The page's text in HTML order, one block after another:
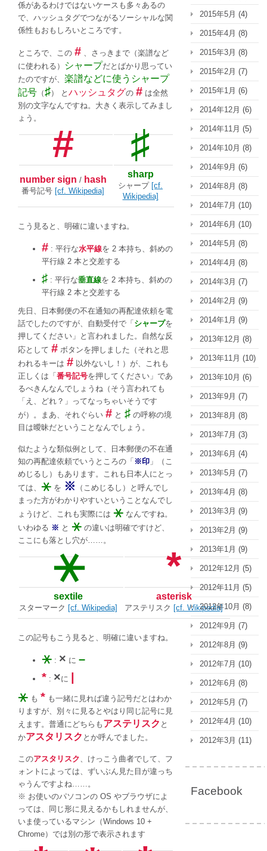
係があるわけではないケースも多々あるの
で、ハッシュタグでつながるソーシャルな関
係性もおもしろいところです。
ところで、この # 、さっきまで（楽譜など
に使われる）
シャープだとばかり思ってい
たのですが、 楽譜などに使うシャープ
記号 （♯） と ハッシュタグの # は全然
別の文字なんですね。大きく表示してみまし
ょう。
# ♯
number sign / hash
番号記号 [cf. Wikipedia]
sharp
シャープ [cf.
Wikipedia]
こう見ると、明確に違いますね。
# : 平行な水平線を 2 本持ち、斜めの
平行線 2 本と交差する
♯ : 平行な垂直線を 2 本持ち、斜めの
平行線 2 本と交差する
先日、日本郵便の不在通知の再配達依頼を電
話でしたのですが、自動受付で「 シャープを
押してください」と言われました。自然な反
応として # ボタンを押しました（それと思
われるキーは # 以外ないし！）が、これも
正しくは「 番号記号を押してください」であ
るべきんなんでしょうね（そう言われても
「え、どれ？」ってなっちゃいそうです
が）。まあ、それぐらい # と ♯ の呼称の境
目は曖昧だということなんでしょう。
似たような類似例として、日本郵便の不在通
知の再配達依頼でいうところの「 ※印 」（こ
めじるし）もあります。これも日本人にとっ
ては、 ⚹ を ※
（こめじるし）と呼んでし
まった方がわかりやすいということなんでし
ょうけど、これも実際には ⚹ なんですね。
いわゆる ※ と ⚹ の違いは明確ですけど、
ここにも落とし穴が……。
⚹ *
sextile
スターマーク [cf. Wikipedia]
asterisk
アステリスク [cf. Wikipedia]
この記号もこう見ると、明確に違いますね。
⚹ : × に –
* : ×に
⚹ も * も一緒に見れば違う記号だとはわか
りますが、別々に見るとやはり同じ記号に見
えます。普通にどちらも アステリスク と
かアスタリスク とか呼んでました。
このアスタリスク、けっこう曲者でして、フ
ォントによっては、ずいぶん見た目が違っち
ゃうんですよね……。
※ お使いのパソコンの OS やブラウザによ
っては、同じ形に見えるかもしれませんが、
いま使っているマシン（Windows 10 +
Chrome）では別の形で表示されます
2015年5月 (4)
2015年4月 (8)
2015年3月 (8)
2015年2月 (7)
2015年1月 (6)
2014年12月 (6)
2014年11月 (5)
2014年10月 (8)
2014年9月 (6)
2014年8月 (8)
2014年7月 (10)
2014年6月 (10)
2014年5月 (8)
2014年4月 (8)
2014年3月 (7)
2014年2月 (9)
2014年1月 (9)
2013年12月 (8)
2013年11月 (10)
2013年10月 (6)
2013年9月 (7)
2013年8月 (8)
2013年7月 (3)
2013年6月 (4)
2013年5月 (7)
2013年4月 (8)
2013年3月 (9)
2013年2月 (9)
2013年1月 (9)
2012年12月 (5)
2012年11月 (5)
2012年10月 (8)
2012年9月 (7)
2012年8月 (9)
2012年7月 (10)
2012年6月 (8)
2012年5月 (7)
2012年4月 (10)
2012年3月 (11)
Facebook